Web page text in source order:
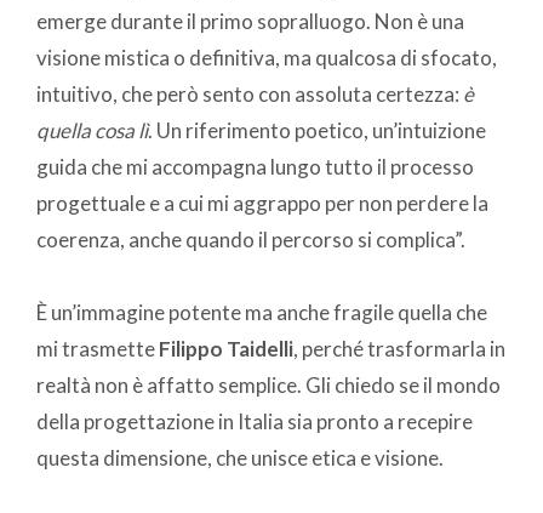
emerge durante il primo sopralluogo. Non è una
visione mistica o definitiva, ma qualcosa di sfocato,
intuitivo, che però sento con assoluta certezza: è
quella cosa lì. Un riferimento poetico, un’intuizione
guida che mi accompagna lungo tutto il processo
progettuale e a cui mi aggrappo per non perdere la
coerenza, anche quando il percorso si complica”.
È un’immagine potente ma anche fragile quella che
mi trasmetteFilippo Taidelli, perché trasformarla in
realtà non è affatto semplice. Gli chiedo se il mondo
della progettazione in Italia sia pronto a recepire
questa dimensione, che unisce etica e visione.